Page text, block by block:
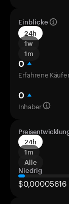
Einblicke
24h
1w
1m
0
Erfahrene Käufer
0
Inhaber
24h
1m
Alle
Niedrig
$0,00005616